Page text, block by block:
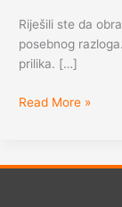
Riješili ste da
posebnog
prilika. […]
Vodena
Read More »